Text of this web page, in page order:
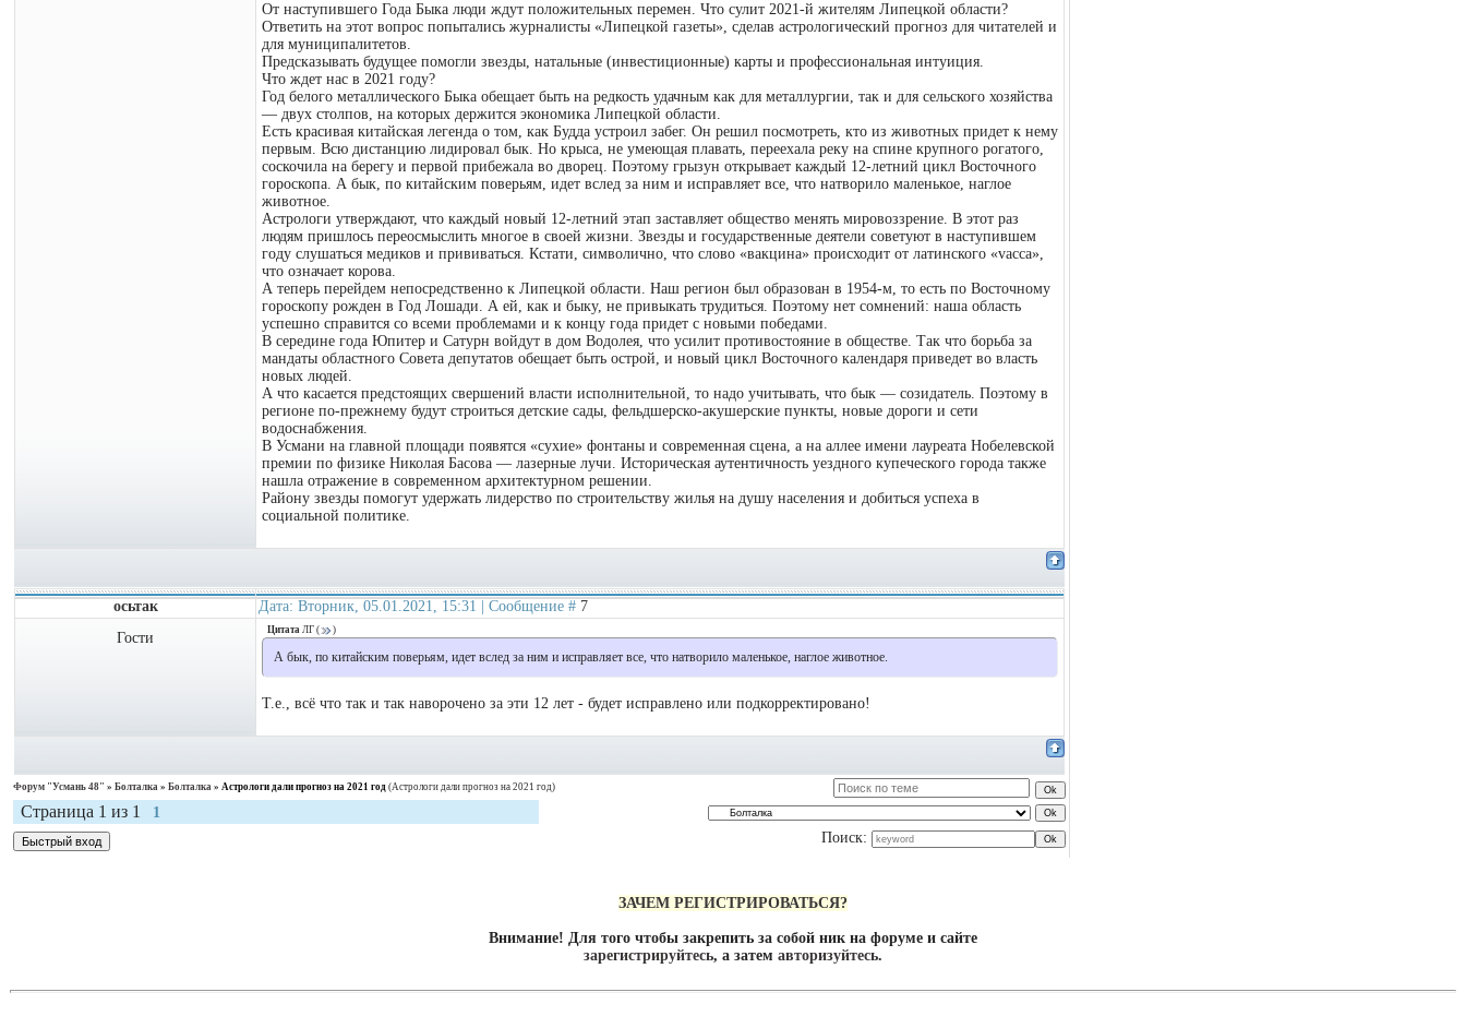
От наступившего Года Быка люди ждут положительных перемен. Что сулит 2021-й жителям Липецкой области?
Ответить на этот вопрос попытались журналисты «Липецкой газеты», сделав астрологический прогноз для читателей и
для муниципалитетов.
Предсказывать будущее помогли звезды, натальные (инвестиционные) карты и профессиональная интуиция.
Что ждет нас в 2021 году?
Год белого металлического Быка обещает быть на редкость удачным как для металлургии, так и для сельского хозяйства
— двух столпов, на которых держится экономика Липецкой области.
Есть красивая китайская легенда о том, как Будда устроил забег. Он решил посмотреть, кто из животных придет к нему
первым. Всю дистанцию лидировал бык. Но крыса, не умеющая плавать, переехала реку на спине крупного рогатого,
соскочила на берегу и первой прибежала во дворец. Поэтому грызун открывает каждый 12-летний цикл Восточного
гороскопа. А бык, по китайским поверьям, идет вслед за ним и исправляет все, что натворило маленькое, наглое
животное.
Астрологи утверждают, что каждый новый 12-летний этап заставляет общество менять мировоззрение. В этот раз
людям пришлось переосмыслить многое в своей жизни. Звезды и государственные деятели советуют в наступившем
году слушаться медиков и прививаться. Кстати, символично, что слово «вакцина» происходит от латинского «vacca»,
что означает корова.
А теперь перейдем непосредственно к Липецкой области. Наш регион был образован в 1954-м, то есть по Восточному
гороскопу рожден в Год Лошади. А ей, как и быку, не привыкать трудиться. Поэтому нет сомнений: наша область
успешно справится со всеми проблемами и к концу года придет с новыми победами.
В середине года Юпитер и Сатурн войдут в дом Водолея, что усилит противостояние в обществе. Так что борьба за
мандаты областного Совета депутатов обещает быть острой, и новый цикл Восточного календаря приведет во власть
новых людей.
А что касается предстоящих свершений власти исполнительной, то надо учитывать, что бык — созидатель. Поэтому в
регионе по-прежнему будут строиться детские сады, фельдшерско-акушерские пункты, новые дороги и сети
водоснабжения.
В Усмани на главной площади появятся «сухие» фонтаны и современная сцена, а на аллее имени лауреата Нобелевской
премии по физике Николая Басова — лазерные лучи. Историческая аутентичность уездного купеческого города также
нашла отражение в современном архитектурном решении.
Району звезды помогут удержать лидерство по строительству жилья на душу населения и добиться успеха в
социальной политике.
осьтак Дата: Вторник, 05.01.2021, 15:31 | Сообщение # 7
Гости
Цитата ЛГ ( )
А бык, по китайским поверьям, идет вслед за ним и исправляет все, что натворило маленькое, наглое животное.
Т.е., всё что так и так наворочено за эти 12 лет - будет исправлено или подкорректировано!
Форум "Усмань 48" » Болталка » Болталка » Астрологи дали прогноз на 2021 год (Астрологи дали прогноз на 2021 год)
Страница 1 из 1
1
Поиск:
ЗАЧЕМ РЕГИСТРИРОВАТЬСЯ?
Внимание! Для того чтобы закрепить за собой ник на форуме и сайте
зарегистрируйтесь, а затем авторизуйтесь.